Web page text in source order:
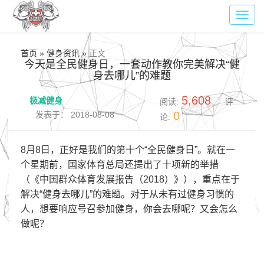
首页 » 健身资讯 » 正文
今天是全民健身日，一套动作教你完美解决“健
身去哪儿”的难题
极减健身
发表于： 2018-08-08
阅读: 5,608
评
论: 0
8月8日，正好是我们的第十个“全民健身日”。就在一
个星期前，国家体育总局还提出了十项新的举措
（《中国群众体育发展报告（2018）》），重点在于
解决“健身去哪儿”的难题。对于从未有过健身习惯的
人，想要响应号召参加健身，你会去哪呢？又会怎么
做呢？